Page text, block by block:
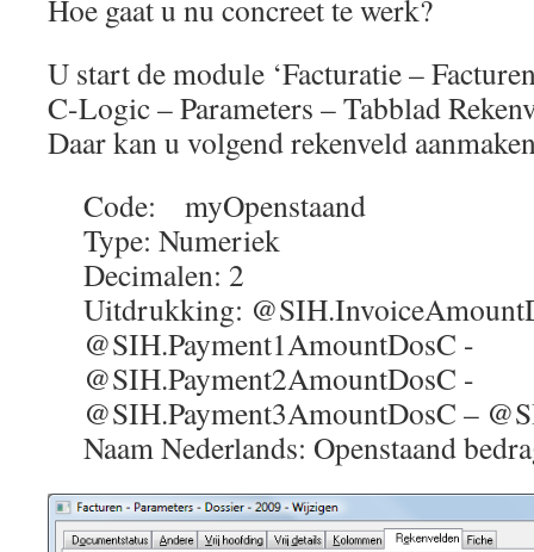
Hoe gaat u nu concreet te werk?
U start de module ‘Facturatie –
C-Logic – Parameters – Tabblad
Daar kan u volgend rekenveld
Code: myOpenstaand
Type: Numeriek
Decimalen: 2
Uitdrukking:
@SIH.Payment1AmountDosC -
@SIH.Payment2AmountDosC -
@SIH.Payment3AmountDosC –
Naam Nederlands: Openstaand